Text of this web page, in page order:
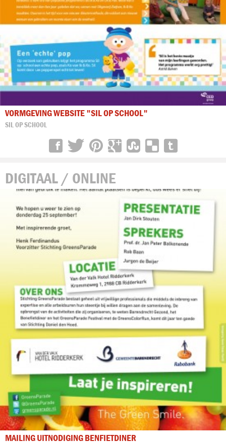
VORMGEVING WEBSITE "SIL OP SCHOOL"
SIL OP SCHOOL
DIGITAAL / ONLINE
MAILING UITNODIGING BENFIETDINER